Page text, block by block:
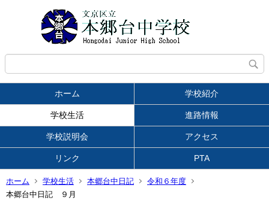
ホーム 学校紹介
学校生活 進路情報
学校説明会 アクセス
リンク PTA
ホーム 学校生活 本郷台中日記
令和６年度
本郷台中日記 ９月